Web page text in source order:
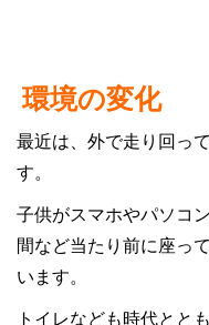
環境の変化
最近は、外で走り回っ
す。
子供がスマホやパソコ
間など当たり前に座っ
います。
トイレなども時代とと